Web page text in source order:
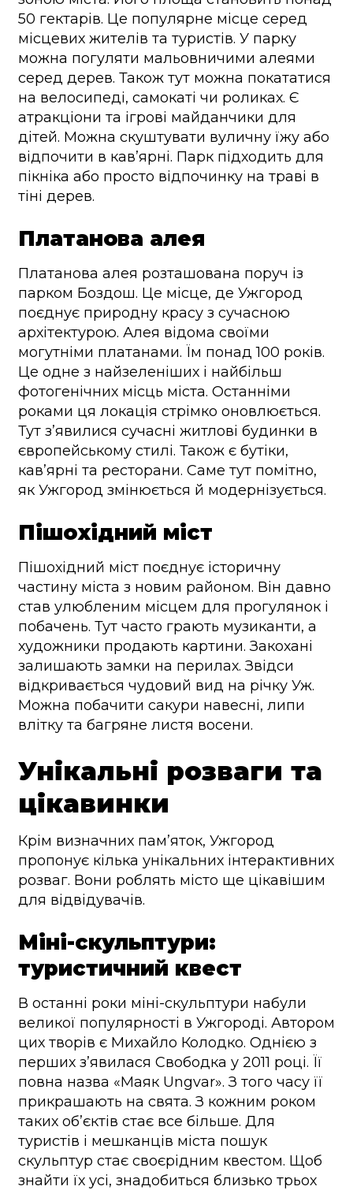
50 гектарів. Це популярне місце серед
місцевих жителів та туристів. У парку
можна погуляти мальовничими алеями
серед дерев. Також тут можна покататися
на велосипеді, самокаті чи роликах. Є
атракціони та ігрові майданчики для
дітей. Можна скуштувати вуличну їжу або
відпочити в кав’ярні. Парк підходить для
пікніка або просто відпочинку на траві в
тіні дерев.
Платанова алея
Платанова алея розташована поруч із
парком Боздош. Це місце, де Ужгород
поєднує природну красу з сучасною
архітектурою. Алея відома своїми
могутніми платанами. Їм понад 100 років.
Це одне з найзеленіших і найбільш
фотогенічних місць міста. Останніми
роками ця локація стрімко оновлюється.
Тут з’явилися сучасні житлові будинки в
європейському стилі. Також є бутіки,
кав’ярні та ресторани. Саме тут помітно,
як Ужгород змінюється й модернізується.
Пішохідний міст
Пішохідний міст поєднує історичну
частину міста з новим районом. Він давно
став улюбленим місцем для прогулянок і
побачень. Тут часто грають музиканти, а
художники продають картини. Закохані
залишають замки на перилах. Звідси
відкривається чудовий вид на річку Уж.
Можна побачити сакури навесні, липи
влітку та багряне листя восени.
Унікальні розваги та
цікавинки
Крім визначних пам’яток, Ужгород
пропонує кілька унікальних інтерактивних
розваг. Вони роблять місто ще цікавішим
для відвідувачів.
Міні-скульптури:
туристичний квест
В останні роки міні-скульптури набули
великої популярності в Ужгороді. Автором
цих творів є Михайло Колодко. Однією з
перших з’явилася Свободка у 2011 році. Її
повна назва «Маяк Ungvar». З того часу її
прикрашають на свята. З кожним роком
таких об’єктів стає все більше. Для
туристів і мешканців міста пошук
скульптур стає своєрідним квестом. Щоб
знайти їх усі, знадобиться близько трьох